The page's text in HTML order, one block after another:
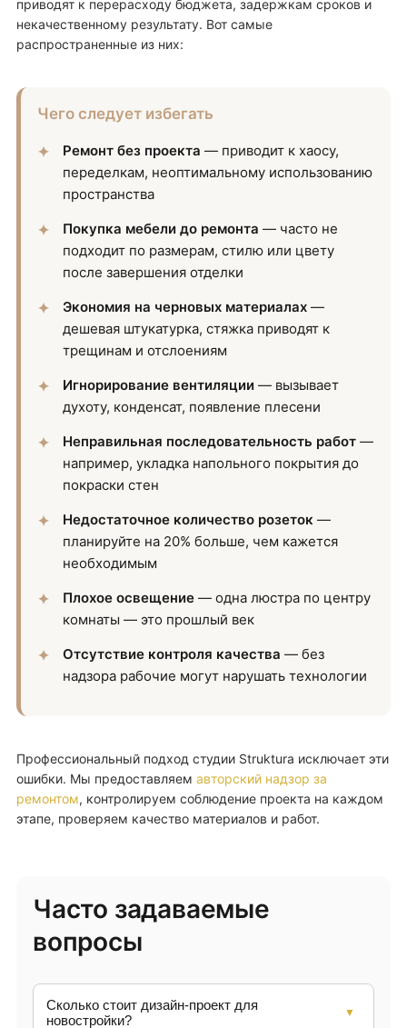
приводят к перерасходу бюджета, задержкам сроков и
некачественному результату. Вот самые
распространенные из них:
Чего следует избегать
Ремонт без проекта — приводит к хаосу,
переделкам, неоптимальному использованию
пространства
Покупка мебели до ремонта — часто не
подходит по размерам, стилю или цвету
после завершения отделки
Экономия на черновых материалах —
дешевая штукатурка, стяжка приводят к
трещинам и отслоениям
Игнорирование вентиляции — вызывает
духоту, конденсат, появление плесени
Неправильная последовательность работ —
например, укладка напольного покрытия до
покраски стен
Недостаточное количество розеток —
планируйте на 20% больше, чем кажется
необходимым
Плохое освещение — одна люстра по центру
комнаты — это прошлый век
Отсутствие контроля качества — без
надзора рабочие могут нарушать технологии
Профессиональный подход студии Struktura исключает эти
ошибки. Мы предоставляем авторский надзор за
ремонтом, контролируем соблюдение проекта на каждом
этапе, проверяем качество материалов и работ.
Часто задаваемые
вопросы
Сколько стоит дизайн-проект для
новостройки?